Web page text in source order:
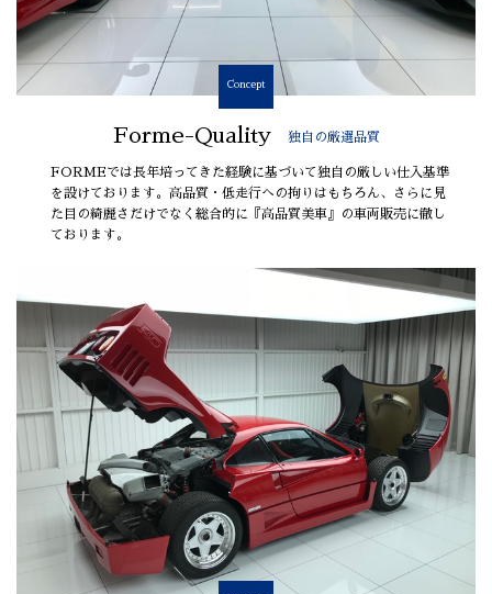
Concept
Forme-Quality 独自の厳選品質
FORMEでは長年培ってきた経験に基づいて独自の厳しい仕入基準
を設けております。高品質・低走行への拘りはもちろん、さらに見
た目の綺麗さだけでなく総合的に『高品質美車』の車両販売に徹し
ております。